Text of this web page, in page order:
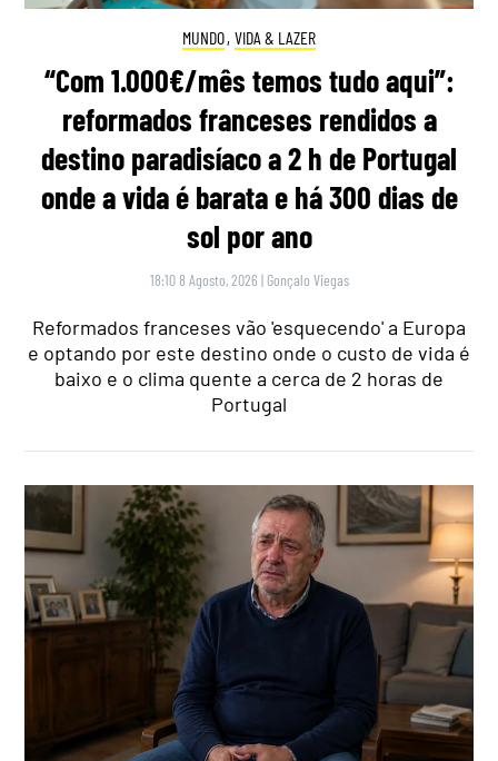
MUNDO, VIDA & LAZER
“Com 1.000€/mês temos tudo aqui”:
reformados franceses rendidos a
destino paradisíaco a 2 h de Portugal
onde a vida é barata e há 300 dias de
sol por ano
18:10 8 Agosto, 2026 | Gonçalo Viegas
Reformados franceses vão 'esquecendo' a Europa
e optando por este destino onde o custo de vida é
baixo e o clima quente a cerca de 2 horas de
Portugal